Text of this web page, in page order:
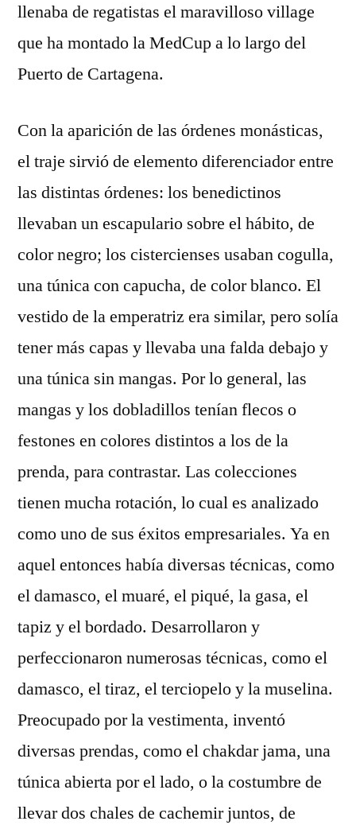
llenaba de regatistas el maravilloso village
que ha montado la MedCup a lo largo del
Puerto de Cartagena.
Con la aparición de las órdenes monásticas,
el traje sirvió de elemento diferenciador entre
las distintas órdenes: los benedictinos
llevaban un escapulario sobre el hábito, de
color negro; los cistercienses usaban cogulla,
una túnica con capucha, de color blanco. El
vestido de la emperatriz era similar, pero solía
tener más capas y llevaba una falda debajo y
una túnica sin mangas. Por lo general, las
mangas y los dobladillos tenían flecos o
festones en colores distintos a los de la
prenda, para contrastar. Las colecciones
tienen mucha rotación, lo cual es analizado
como uno de sus éxitos empresariales. Ya en
aquel entonces había diversas técnicas, como
el damasco, el muaré, el piqué, la gasa, el
tapiz y el bordado. Desarrollaron y
perfeccionaron numerosas técnicas, como el
damasco, el tiraz, el terciopelo y la muselina.
Preocupado por la vestimenta, inventó
diversas prendas, como el chakdar jama, una
túnica abierta por el lado, o la costumbre de
llevar dos chales de cachemir juntos, de